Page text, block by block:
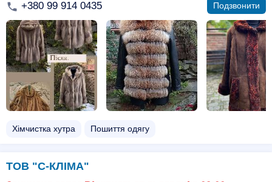
+380 99 914 0435 Подзвонити
Хімчистка хутра Пошиття одягу
ТОВ "С-КЛІМА"